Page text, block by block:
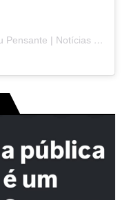
Um post compartilhado por Pirambu Pensante | Notícias & Entretenimento (@pirambupensante)